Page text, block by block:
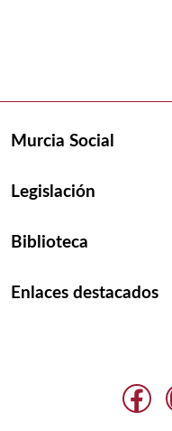
Murcia Social
Legislación
Biblioteca
Enlaces destacados